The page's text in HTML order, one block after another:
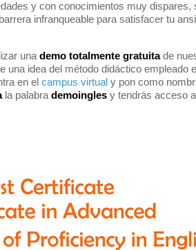
y con conocimientos muy dispares,
infranqueable para satisfacer tu
una demo totalmente gratuitade
una idea del método didáctico empleado
en el campus virtual y pon como
la palabra demoingles y tendrás acceso a